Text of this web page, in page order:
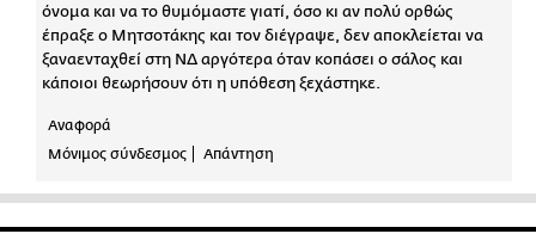
όνομα και να το θυμόμαστε γιατί, όσο κι αν πολύ ορθώς
έπραξε ο Μητσοτάκης και τον διέγραψε, δεν αποκλείεται να
ξαναενταχθεί στη ΝΔ αργότερα όταν κοπάσει ο σάλος και
κάποιοι θεωρήσουν ότι η υπόθεση ξεχάστηκε.
Αναφορά
Μόνιμος σύνδεσμος
Απάντηση